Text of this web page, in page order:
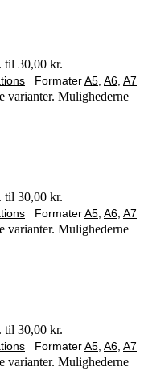
til 30,00 kr.
FormaterA5 A6 A7
varianter. Mulighederne
til 30,00 kr.
FormaterA5, A6, A7
varianter. Mulighederne
til 30,00 kr.
FormaterA5, A6, A7
varianter. Mulighederne